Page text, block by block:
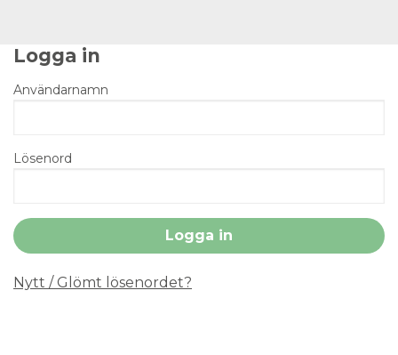
Logga in
Användarnamn
Lösenord
Nytt / Glömt lösenordet?